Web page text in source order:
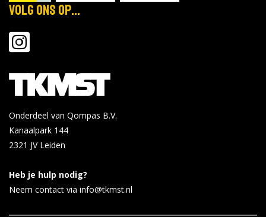
Volg ons op...
Onderdeel van Qompas B.V.
Kanaalpark 144
2321 JV Leiden
Heb je hulp nodig?
Neem contact via info@tkmst.nl